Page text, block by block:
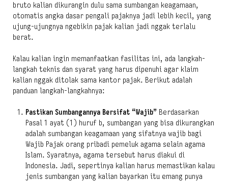
bruto kalian dikurangin dulu sama sumbangan keagamaan,
otomatis angka dasar pengali pajaknya jadi lebih kecil, yang
ujung-ujungnya ngebikin pajak kalian jadi nggak terlalu
berat.
Kalau kalian ingin memanfaatkan fasilitas ini, ada langkah-
langkah teknis dan syarat yang harus dipenuhi agar klaim
kalian nggak ditolak sama kantor pajak. Berikut adalah
panduan langkah-langkahnya:
Pastikan Sumbangannya Bersifat “Wajib” Berdasarkan
Pasal 1 ayat (1) huruf b, sumbangan yang bisa dikurangkan
adalah sumbangan keagamaan yang sifatnya wajib bagi
Wajib Pajak orang pribadi pemeluk agama selain agama
Islam. Syaratnya, agama tersebut harus diakui di
Indonesia. Jadi, sepertinya kalian harus memastikan kalau
jenis sumbangan yang kalian bayarkan itu emang punya